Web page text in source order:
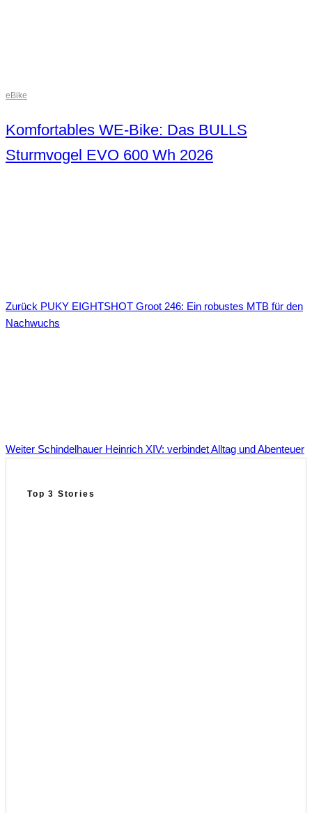
eBike
Komfortables WE-Bike: Das BULLS
Sturmvogel EVO 600 Wh 2026
Zurück PUKY EIGHTSHOT Groot 246: Ein robustes MTB für den
Nachwuchs
Weiter Schindelhauer Heinrich XIV: verbindet Alltag und Abenteuer
Top 3 Stories